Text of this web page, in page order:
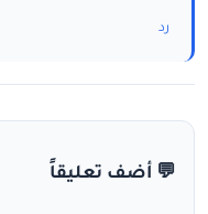
رد
💬 أضف تعليقاً